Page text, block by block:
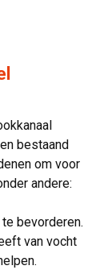
bestaand
om voor
andere:
bevorderen.
van vocht